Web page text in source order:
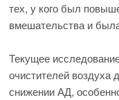
тех, у кого был
вмешательства и
Текущее
очистителей
снижении АД,